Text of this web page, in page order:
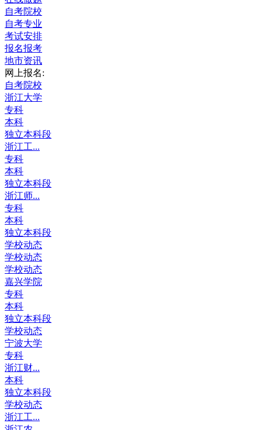
自考院校
自考专业
考试安排
报名报考
地市资讯
网上报名:
自考院校
浙江大学
专科
本科
独立本科段
浙江工...
专科
本科
独立本科段
浙江师...
专科
本科
独立本科段
学校动态
学校动态
学校动态
嘉兴学院
专科
本科
独立本科段
学校动态
宁波大学
专科
浙江财...
本科
独立本科段
学校动态
浙江工...